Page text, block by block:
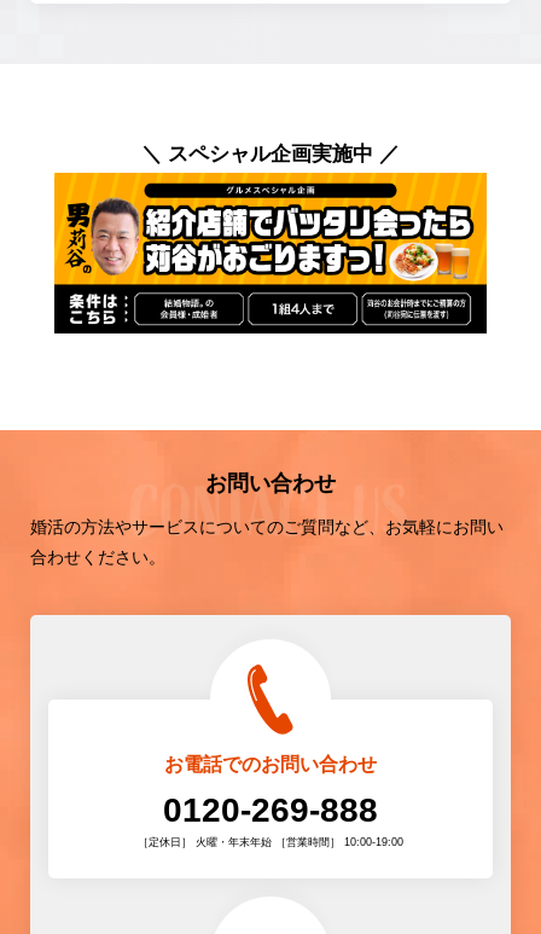
＼ スペシャル企画実施中 ／
お問い合わせ
婚活の方法やサービスについてのご質問など、お気軽にお問い
合わせください。
お電話でのお問い合わせ
0120-269-888
［定休日］ 火曜・年末年始 ［営業時間］ 10:00-19:00